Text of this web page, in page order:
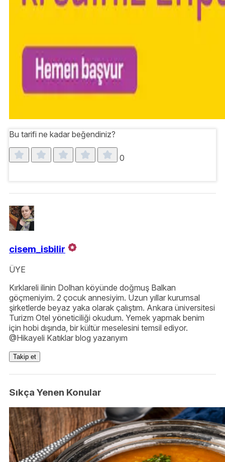
Bu tarifi ne kadar beğendiniz?
0
cisem_isbilir
ÜYE
Kırklareli ilinin Dolhan köyünde doğmuş Balkan
göçmeniyim. 2 çocuk annesiyim. Uzun yıllar kurumsal
şirketlerde beyaz yaka olarak çalıştım. Ankara üniversitesi
Turizm Otel yöneticiliği okudum. Yemek yapmak benim
için hobi dışında, bir kültür meselesini temsil ediyor.
@Hikayeli Katıklar blog yazarıyım
Takip et
Sıkça Yenen Konular